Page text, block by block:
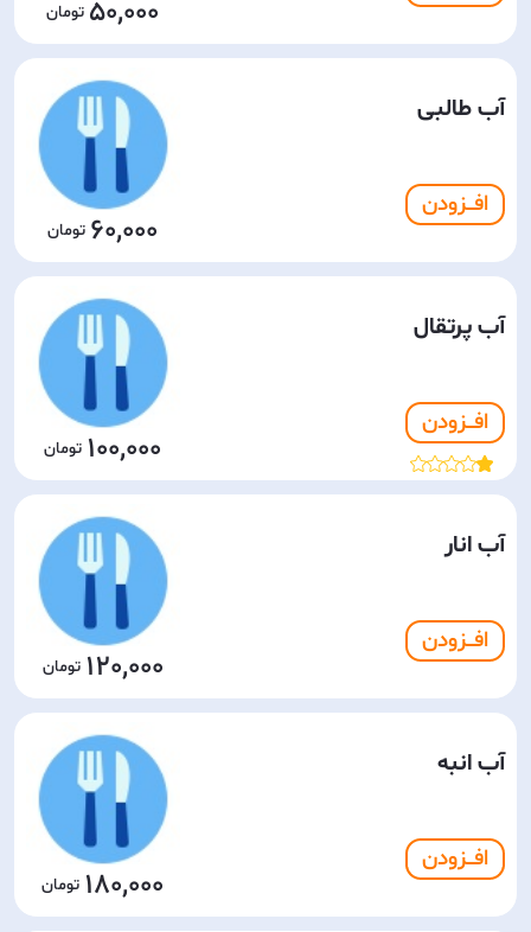
50,000
آب طالبی
افـــزودن
60,000
آب پرتقال
افـــزودن
100,000
آب انار
افـــزودن
120,000
آب انبه
افـــزودن
180,000